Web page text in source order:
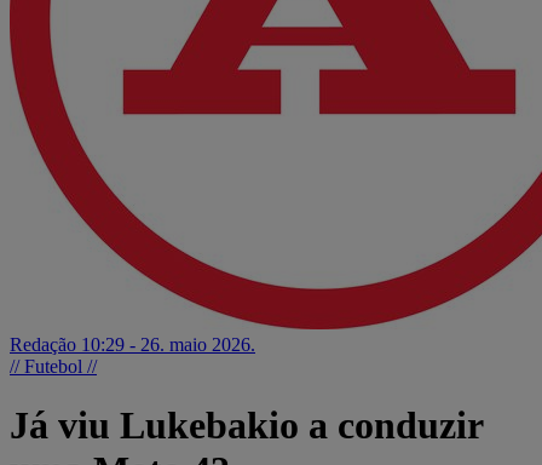
Redação 10:29 - 26. maio 2026.
// Futebol //
Já viu Lukebakio a conduzir